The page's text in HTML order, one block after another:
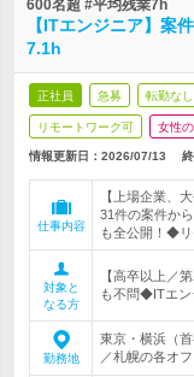
600名超 #平均残業7h
【ITエンジニア】案
7.1h
正社員 急募 転勤なし
リモートワーク可 女性
情報更新日：2026/07/13
仕事内容
【上場企業、
31件の案件か
も全公開！◆リ
対象と
なる方
【高卒以上／
も不問◆ITエン
勤務地
東京・横浜（
／札幌の各オ